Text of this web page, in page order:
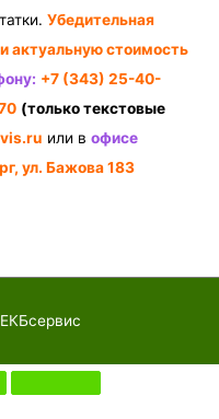
Убедительная
актуальную стоимость
+7 (343) 25-40-
(только текстовые
или в офисе
ул. Бажова 183
ЕКБсервис